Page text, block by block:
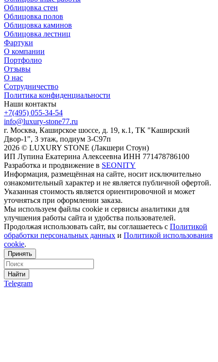
Облицовка стен
Облицовка полов
Облицовка каминов
Облицовка лестниц
Фартуки
О компании
Портфолио
Отзывы
О нас
Сотрудничество
Политика конфиденциальности
Наши контакты
+7(495) 055-34-54
info@luxury-stone77.ru
г. Москва, Каширское шоссе, д. 19, к.1, ТК "Каширский
Двор-1", 3 этаж, подиум 3-С97п
2026 © LUXURY STONE (Лакшери Стоун)
ИП Лупина Екатерина Алексеевна ИНН 771478786100
Разработка и продвижение в SEONITY
Информация, размещённая на сайте, носит исключительно
ознакомительный характер и не является публичной офертой.
Указанная стоимость является ориентировочной и может
уточняться при оформлении заказа.
Мы используем файлы cookie и сервисы аналитики для
улучшения работы сайта и удобства пользователей.
Продолжая использовать сайт, вы соглашаетесь с Политикой
обработки персональных данных и Политикой использования
cookie.
Принять
Найти
Telegram